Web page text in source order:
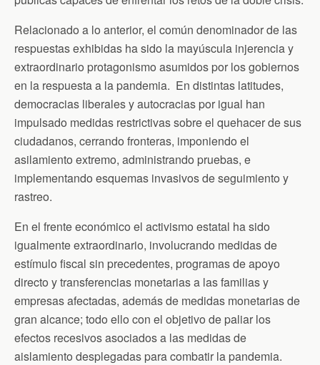
Relacionado a lo anterior, el común denominador de las
respuestas exhibidas ha sido la mayúscula injerencia y
extraordinario protagonismo asumidos por los gobiernos
en la respuesta a la pandemia. En distintas latitudes,
democracias liberales y autocracias por igual han
impulsado medidas restrictivas sobre el quehacer de sus
ciudadanos, cerrando fronteras, imponiendo el
asilamiento extremo, administrando pruebas, e
implementando esquemas invasivos de seguimiento y
rastreo.
En el frente económico el activismo estatal ha sido
igualmente extraordinario, involucrando medidas de
estímulo fiscal sin precedentes, programas de apoyo
directo y transferencias monetarias a las familias y
empresas afectadas, además de medidas monetarias de
gran alcance; todo ello con el objetivo de paliar los
efectos recesivos asociados a las medidas de
aislamiento desplegadas para combatir la pandemia.